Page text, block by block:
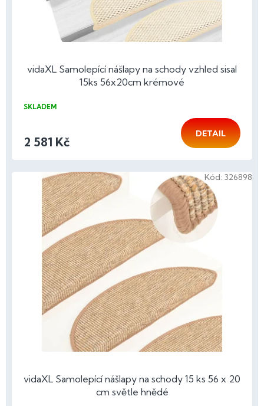
vidaXL Samolepící nášlapy na schody vzhled sisal
15ks 56x20cm krémové
SKLADEM
2 581 Kč
DETAIL
vidaXL Samolepící nášlapy na schody 15 ks 56 x 20
cm světle hnědé
Kód: 326898